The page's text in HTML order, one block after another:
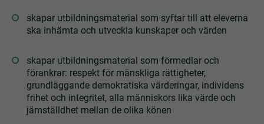
skapar utbildningsmaterial som syftar till att eleverna
ska inhämta och utveckla kunskaper och värden
skapar utbildningsmaterial som förmedlar och
förankrar: respekt för mänskliga rättigheter,
grundläggande demokratiska värderingar, individens
frihet och integritet, alla människors lika värde och
jämställdhet mellan de olika könen